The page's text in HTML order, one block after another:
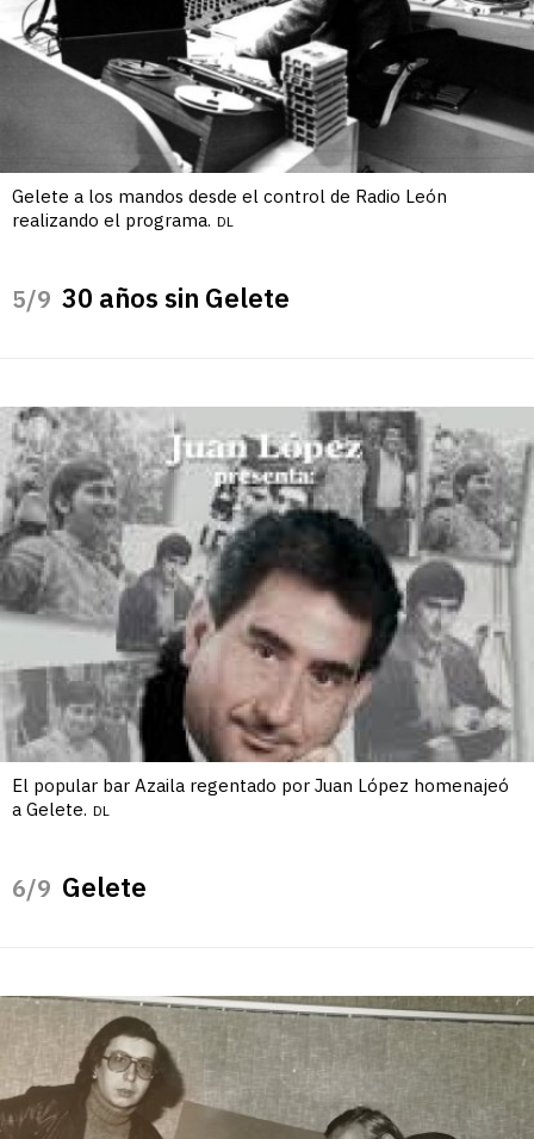
Gelete a los mandos desde el control de Radio León
realizando el programa. DL
/9 30 años sin Gelete
El popular bar Azaila regentado por Juan López homenajeó
a Gelete. DL
/9 Gelete